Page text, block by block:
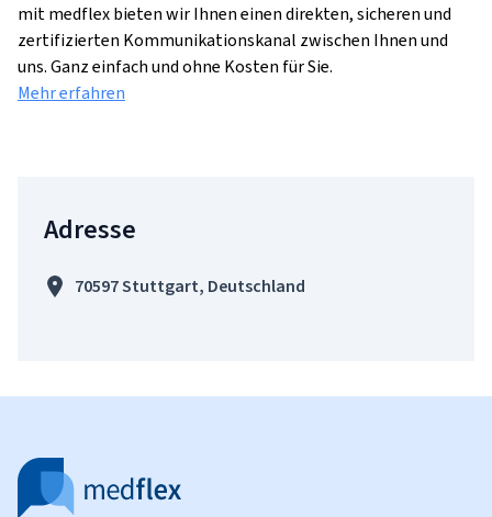
mit medflex bieten wir Ihnen einen direkten, sicheren und
zertifizierten Kommunikationskanal zwischen Ihnen und
uns. Ganz einfach und ohne Kosten für Sie.
Mehr erfahren
Adresse
70597 Stuttgart, Deutschland